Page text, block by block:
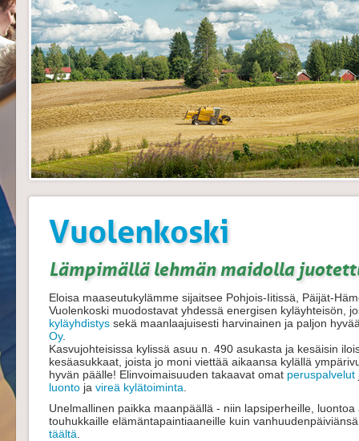
Vuolenkoski
Lämpimällä lehmän maidolla
Eloisa maaseutukylämme sijaitsee Pohjois-Iitissä, Päijät-
Vuolenkoski muodostavat yhdessä energisen kyläyhteisön,
kyläyhdistys sekä maanlaajuisesti harvinainen ja paljon
Oy.
Kasvujohteisissa kylissä asuu n. 490 asukasta ja kesäisin
kesäasukkaat, joista jo moni viettää aikaansa kylällä
hyvän päälle! Elinvoimaisuuden takaavat omat peruspalvelut
luonto ja vireä kylätoiminta
Unelmallinen paikka maanpäällä - niin lapsiperheille,
touhukkaille elämäntapaintiaaneille kuin
täältä